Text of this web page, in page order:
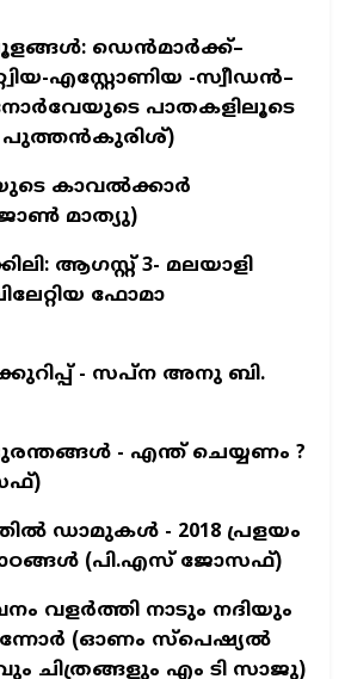
ഡെൻമാർക്ക്–
എസ്റ്റോണിയ -സ്വീഡൻ–
പാതകളിലൂടെ
പുത്തൻകുരിശ്)
കാവല്‍ക്കാര്‍
മാത്യു)
ആഗസ്റ്റ് 3- മലയാളി
ഫോമാ
- സപ്ന അനു ബി.
ദുരന്തങ്ങള്‍ - എന്ത് ചെയ്യണം ?
ഡാമുകള്‍ - 2018 പ്രളയം
പാഠങ്ങള്‍ (പി.എസ് ജോസഫ്‌)
വളര്‍ത്തി നാടും നദിയും
(ഓണം സ്പെഷ്യല്‍
ചിത്രങ്ങളും എം ടി സാജു)